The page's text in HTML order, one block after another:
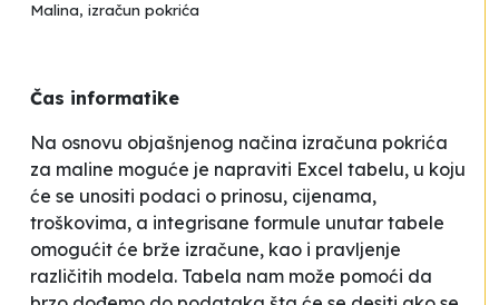
Malina, izračun pokrića
Čas informatike
Na osnovu objašnjenog načina izračuna pokrića
za maline moguće je napraviti Excel tabelu, u koju
će se unositi podaci o prinosu, cijenama,
troškovima, a integrisane formule unutar tabele
omogućit će brže izračune, kao i pravljenje
različitih modela. Tabela nam može pomoći da